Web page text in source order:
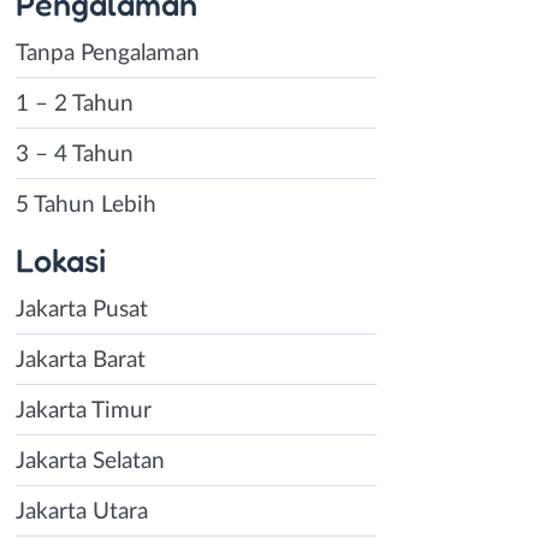
Tanpa Pengalaman
1 – 2 Tahun
3 – 4 Tahun
5 Tahun Lebih
Lokasi
Jakarta Pusat
Jakarta Barat
Jakarta Timur
Jakarta Selatan
Jakarta Utara